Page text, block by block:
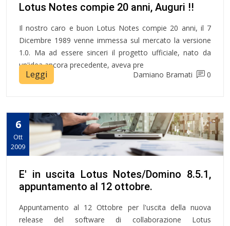
Lotus Notes compie 20 anni, Auguri !!
Il nostro caro e buon Lotus Notes compie 20 anni, il 7
Dicembre 1989 venne immessa sul mercato la versione
1.0. Ma ad essere sinceri il progetto ufficiale, nato da
un'idea ancora precedente, aveva pre
Leggi Damiano Bramati 0
6
Ott
2009
E' in uscita Lotus Notes/Domino 8.5.1,
appuntamento al 12 ottobre.
Appuntamento al 12 Ottobre per l'uscita della nuova
release del software di collaborazione Lotus